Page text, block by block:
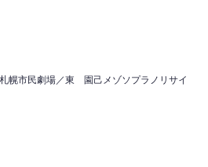
幌市民劇場／東 園己メゾソプラノリサイ